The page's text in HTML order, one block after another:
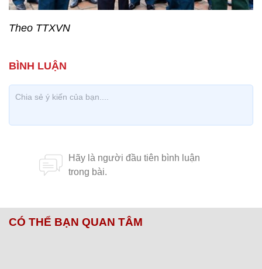
Theo TTXVN
CÓ THỂ BẠN QUAN TÂM